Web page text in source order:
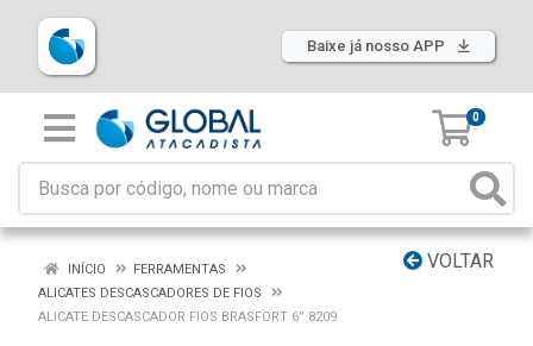
Baixe já nosso APP
0
VOLTAR
INÍCIO
FERRAMENTAS
ALICATES DESCASCADORES DE FIOS
ALICATE DESCASCADOR FIOS BRASFORT 6” 8209